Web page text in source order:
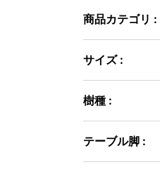
商品カテゴリ :
サイズ :
樹種 :
テーブル脚 :